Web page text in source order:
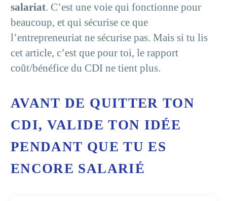
salariat. C’est une voie qui fonctionne pour
beaucoup, et qui sécurise ce que
l’entrepreneuriat ne sécurise pas. Mais si tu lis
cet article, c’est que pour toi, le rapport
coût/bénéfice du CDI ne tient plus.
AVANT DE QUITTER TON
CDI, VALIDE TON IDÉE
PENDANT QUE TU ES
ENCORE SALARIÉ